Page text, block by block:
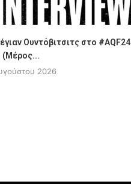
Ουντόβιτσιτς στο #AQF24
(Μέρος...
2026